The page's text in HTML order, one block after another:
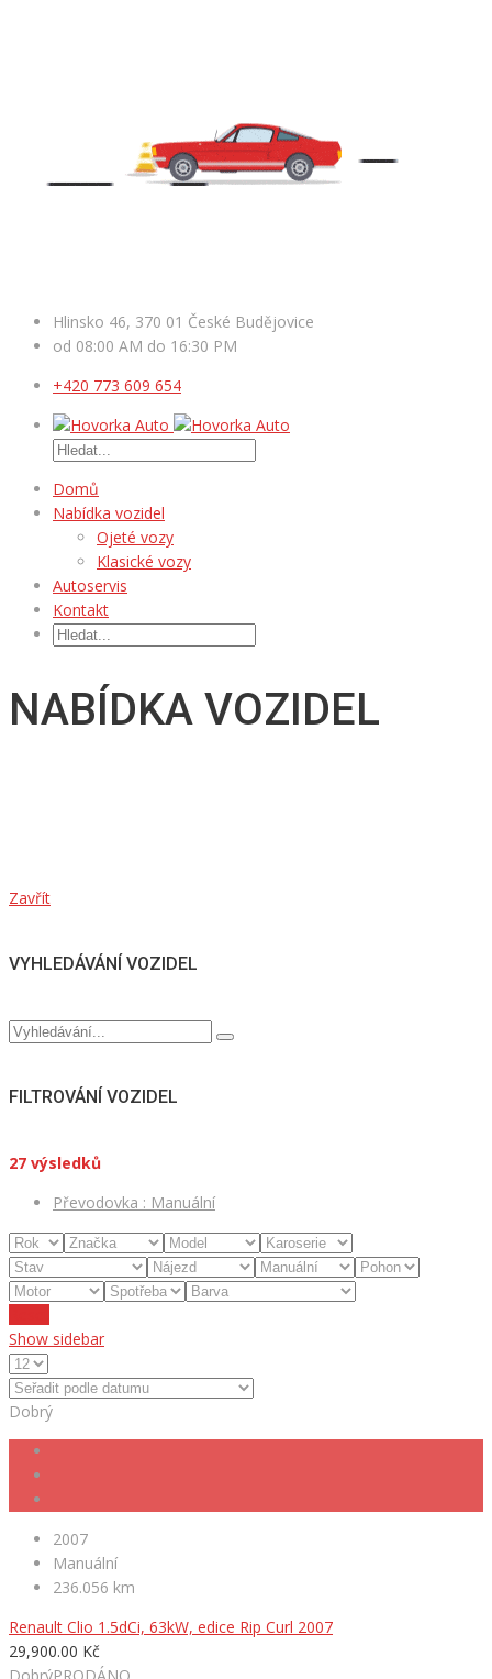
Hlinsko 46, 370 01 České Budějovice
od 08:00 AM do 16:30 PM
+420 773 609 654
Domů
Nabídka vozidel
Ojeté vozy
Klasické vozy
Autoservis
Kontakt
NABÍDKA VOZIDEL
Zavřít
VYHLEDÁVÁNÍ VOZIDEL
FILTROVÁNÍ VOZIDEL
27 výsledků
Převodovka : Manuální
Show sidebar
Dobrý
2007
Manuální
236.056 km
Renault Clio 1.5dCi, 63kW, edice Rip Curl 2007
29,900.00 Kč